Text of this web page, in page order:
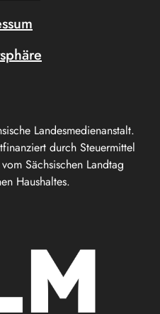
Landesmedienanstalt.
durch Steuermittel
Sächsischen Landtag
Haushaltes.